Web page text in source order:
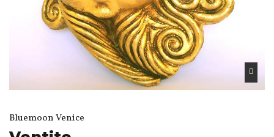
Bluemoon Venice